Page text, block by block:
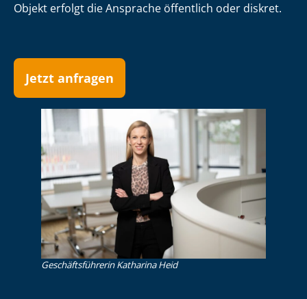
Objekt erfolgt die Ansprache öffentlich oder diskret.
Jetzt anfragen
Ge­schäfts­füh­re­rin Katharina Heid